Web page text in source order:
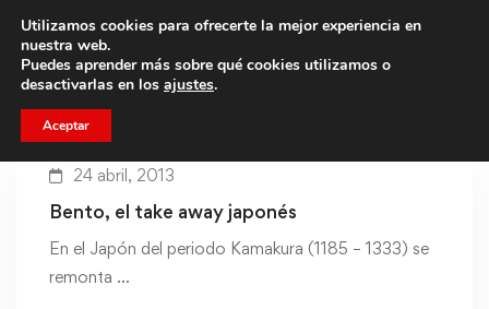
Trae a un amigo y llevaos un total de 75€ de descuento.
24 abril, 2013
Bento, el take away japonés
En el Japón del periodo Kamakura (1185 – 1333) se
remonta …
Utilizamos cookies para ofrecerte la mejor experiencia en
nuestra web.
Puedes aprender más sobre qué cookies utilizamos o
desactivarlas en los ajustes.
Aceptar